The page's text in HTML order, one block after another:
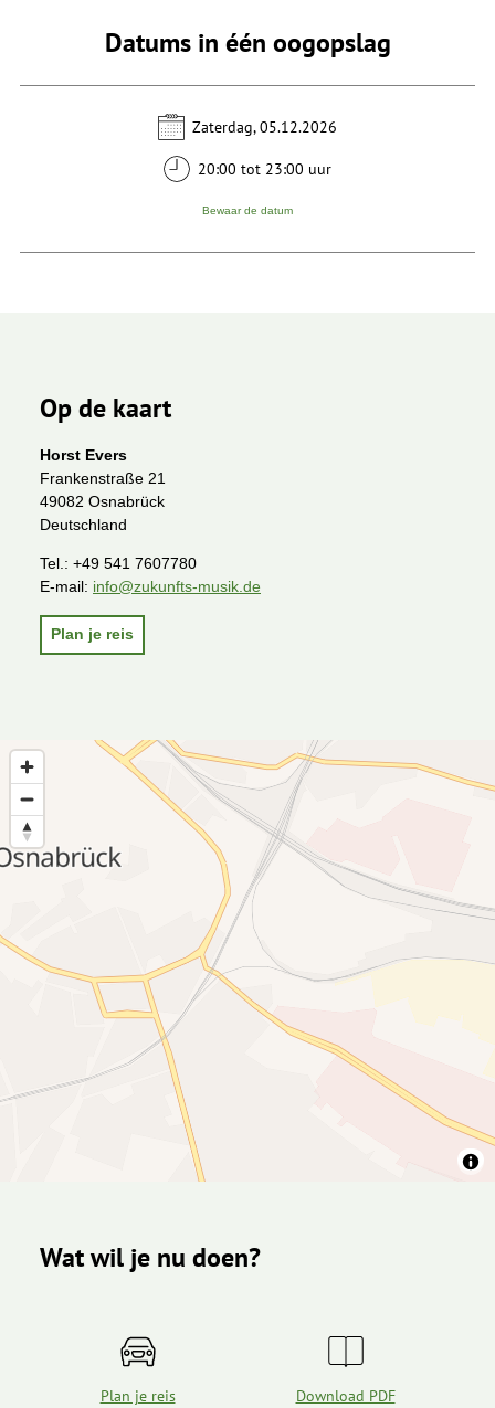
Datums in één oogopslag
Zaterdag, 05.12.2026
20:00 tot 23:00 uur
Bewaar de datum
Op de kaart
Horst Evers
Frankenstraße 21
49082 Osnabrück
Deutschland
Tel.: +49 541 7607780
E-mail: info@zukunfts-musik.de
Plan je reis
Wat wil je nu doen?
Plan je reis Download PDF